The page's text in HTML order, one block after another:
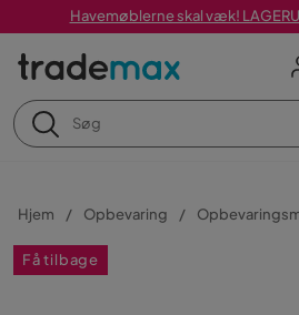
Havemøblerne skal væk!
Hjem Opbevaring
Få tilbage